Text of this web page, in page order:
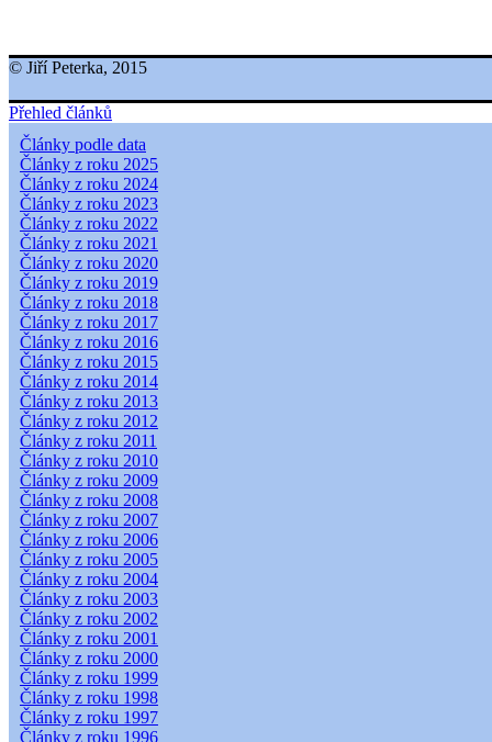
© Jiří Peterka, 2015
Přehled článků
Články podle data
Články z roku 2025
Články z roku 2024
Články z roku 2023
Články z roku 2022
Články z roku 2021
Články z roku 2020
Články z roku 2019
Články z roku 2018
Články z roku 2017
Články z roku 2016
Články z roku 2015
Články z roku 2014
Články z roku 2013
Články z roku 2012
Články z roku 2011
Články z roku 2010
Články z roku 2009
Články z roku 2008
Články z roku 2007
Články z roku 2006
Články z roku 2005
Články z roku 2004
Články z roku 2003
Články z roku 2002
Články z roku 2001
Články z roku 2000
Články z roku 1999
Články z roku 1998
Články z roku 1997
Články z roku 1996